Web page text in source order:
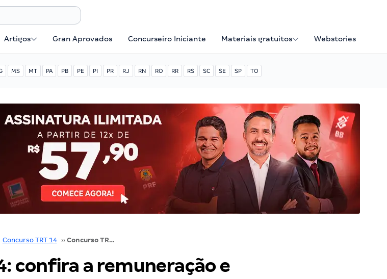
Artigos Gran Aprovados Concurseiro Iniciante Materiais gratuitos Webstories
MS MT PA PB PE PI PR RJ RN RO RR RS SC SE SP TO
Concurso TRT 14 ›› Concurso TRT 14: confira a remuneração e os benefícios dos cargos
confira a remuneração e